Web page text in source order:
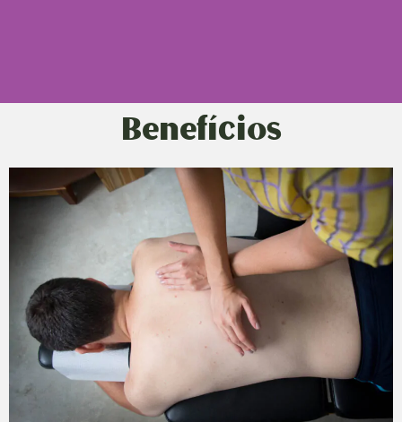
Benefícios